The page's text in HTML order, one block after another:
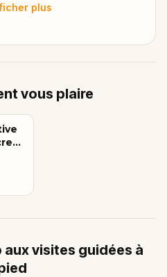
plus
vous plaire
visites guidées à